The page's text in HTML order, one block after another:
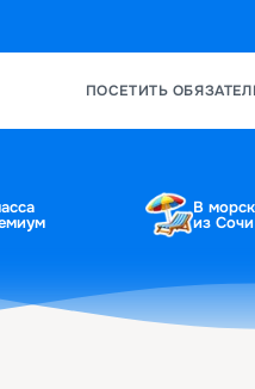
ПОСЕТИТЬ
В
из Сочи